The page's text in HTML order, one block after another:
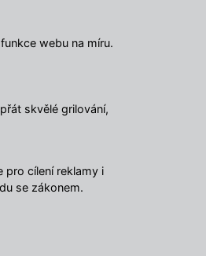
webu na míru.
skvělé grilování,
pro cílení reklamy i
se zákonem.